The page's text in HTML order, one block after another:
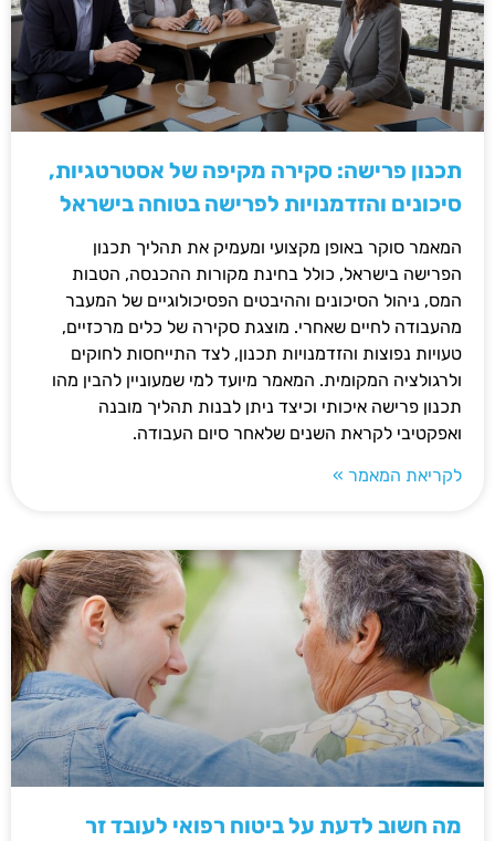
תכנון פרישה: סקירה מקיפה של אסטרטגיות,
סיכונים והזדמנויות לפרישה בטוחה בישראל
המאמר סוקר באופן מקצועי ומעמיק את תהליך תכנון
הפרישה בישראל, כולל בחינת מקורות ההכנסה, הטבות
המס, ניהול הסיכונים וההיבטים הפסיכולוגיים של המעבר
מהעבודה לחיים שאחרי. מוצגת סקירה של כלים מרכזיים,
טעויות נפוצות והזדמנויות תכנון, לצד התייחסות לחוקים
ולרגולציה המקומית. המאמר מיועד למי שמעוניין להבין מהו
תכנון פרישה איכותי וכיצד ניתן לבנות תהליך מובנה
ואפקטיבי לקראת השנים שלאחר סיום העבודה.
לקריאת המאמר »
מה חשוב לדעת על ביטוח רפואי לעובד זר